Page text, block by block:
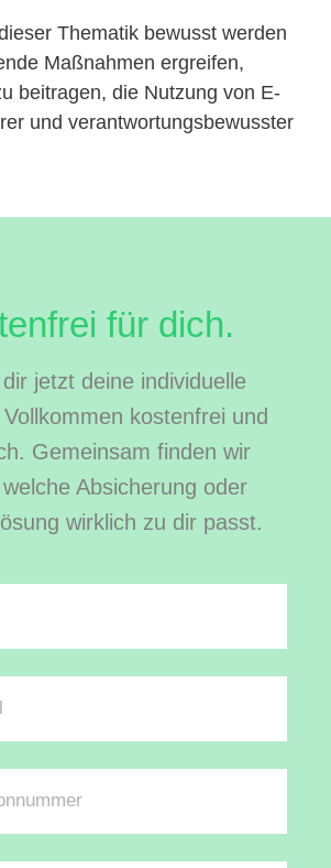
Thematik bewusst werden
Maßnahmen ergreifen,
beitragen, die Nutzung von E-
und verantwortungsbewusster
für dich.
jetzt deine individuelle
kostenfrei und
Gemeinsam finden wir
Absicherung oder
wirklich zu dir passt.